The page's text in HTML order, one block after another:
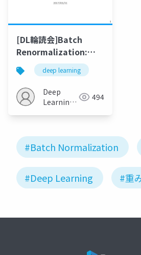
[DL輪読会]Batch
Renormalization:
Towards Reducing
Minibatch
Dependence in
Batch-Normalized
Models
deep learning
Deep
Learning
494
#Batch Normalization
#Deep Learning #重